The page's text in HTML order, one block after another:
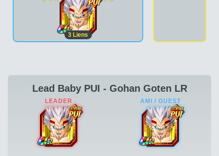
3 Liens
Lead Baby PUI - Gohan Goten LR